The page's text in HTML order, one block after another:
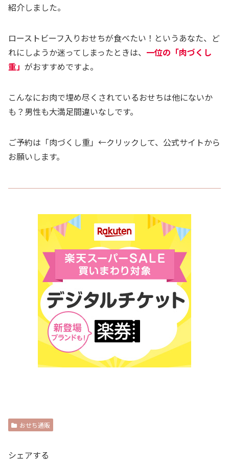
紹介しました。
ローストビーフ入りおせちが食べたい！というあなた、ど
れにしようか迷ってしまったときは、 一位の「肉づくし
重」 がおすすめですよ。
こんなにお肉で埋め尽くされているおせちは他にないか
も？男性も大満足間違いなしです。
ご予約は「肉づくし重」←クリックして、公式サイトから
お願いします。
おせち通販
シェアする